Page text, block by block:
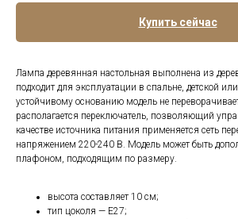
Купить сейчас
Лампа деревянная настольная выполнена из
подходит для эксплуатации в спальне, детской
устойчивому основанию модель не
располагается переключатель, позволяющий
качестве источника питания применяется сеть
напряжением 220-240 В. Модель может быть
плафоном, подходящим по размеру.
высота составляет 10 см;
тип цоколя — Е27;